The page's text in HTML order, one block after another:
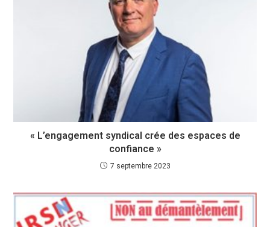
« L’engagement syndical crée des espaces de
confiance »
7 septembre 2023